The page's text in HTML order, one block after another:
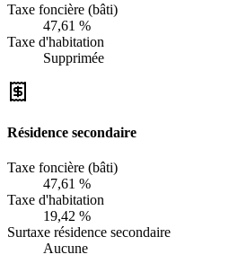
Taxe foncière (bâti)
47,61 %
Taxe d'habitation
Supprimée
Résidence secondaire
Taxe foncière (bâti)
47,61 %
Taxe d'habitation
19,42 %
Surtaxe résidence secondaire
Aucune